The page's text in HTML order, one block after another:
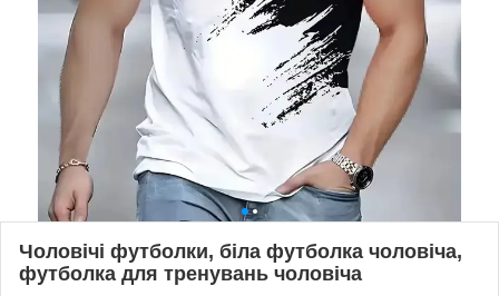
Чоловічі футболки, біла футболка чоловіча,
футболка для тренувань чоловіча